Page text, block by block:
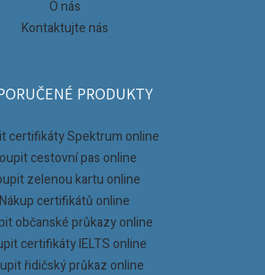
O nás
Kontaktujte nás
PRODUKTY
certifikáty Spektrum online
cestovní pas online
zelenou kartu online
Nákup certifikátů online
občanské průkazy online
certifikáty IELTS online
řidičský průkaz online